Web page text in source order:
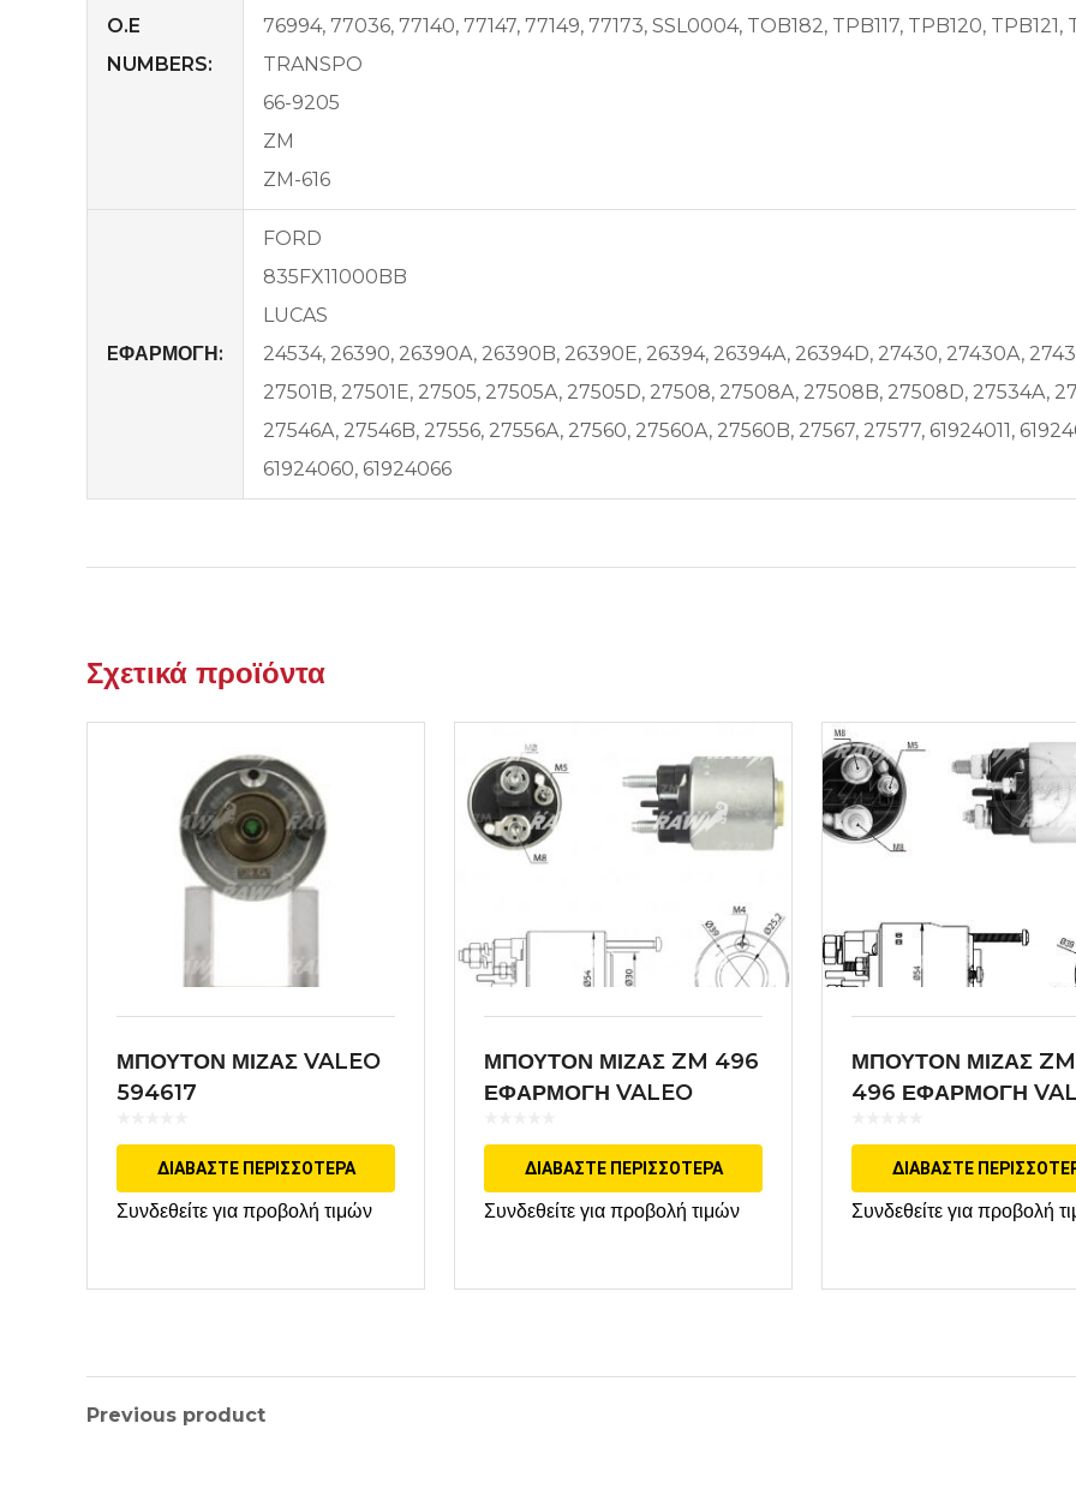
O.E
NUMBERS:
76994, 77036, 77140, 77147, 77149, 77173, SSL0004, TOB182, TPB117, TPB120, TPB121,
TRANSPO
66-9205
ZM
ZM-616
EΦΑΡΜΟΓΗ:
FORD
835FX11000BB
LUCAS
24534, 26390, 26390A, 26390B, 26390E, 26394, 26394A, 26394D, 27430, 27430A,
27501B, 27501E, 27505, 27505A, 27505D, 27508, 27508A, 27508B, 27508D, 27534A,
27546A, 27546B, 27556, 27556A, 27560, 27560A, 27560B, 27567, 27577, 61924011,
61924060, 61924066
Σχετικά προϊόντα
ΜΠΟΥΤΟΝ ΜΙΖΑΣ VALEO
594617
ΔΙΑΒΆΣΤΕ ΠΕΡΙΣΣΌΤΕΡΑ
Συνδεθείτε για προβολή τιμών
ΜΠΟΥΤΟΝ ΜΙΖΑΣ ZM 496
ΕΦΑΡΜΟΓΗ VALEO
ΔΙΑΒΆΣΤΕ ΠΕΡΙΣΣΌΤΕΡΑ
Συνδεθείτε για προβολή τιμών
ΜΠΟΥΤΟΝ ΜΙΖΑΣ
496 ΕΦΑΡΜΟΓΗ
ΔΙΑΒΆΣΤΕ
Συνδεθείτε για προβολή
Previous product